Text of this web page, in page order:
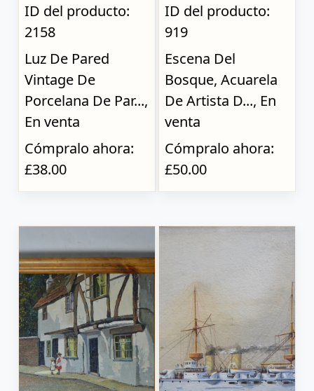
ID del producto:
2158
Luz De Pared
Vintage De
Porcelana De Par...,
En venta
Cómpralo ahora:
£38.00
ID del producto:
919
Escena Del
Bosque, Acuarela
De Artista D..., En
venta
Cómpralo ahora:
£50.00